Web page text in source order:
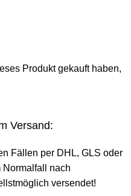
Produkt gekauft haben,
Versand:
Fällen per DHL, GLS oder
Normalfall nach
versendet!